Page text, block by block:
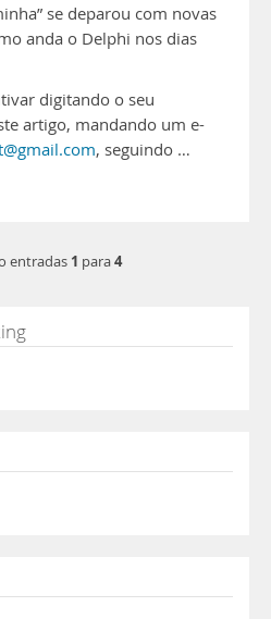
se deparou com novas
anda o Delphi nos dias
digitando o seu
artigo, mandando um e-
, seguindo …
entradas 1 para4